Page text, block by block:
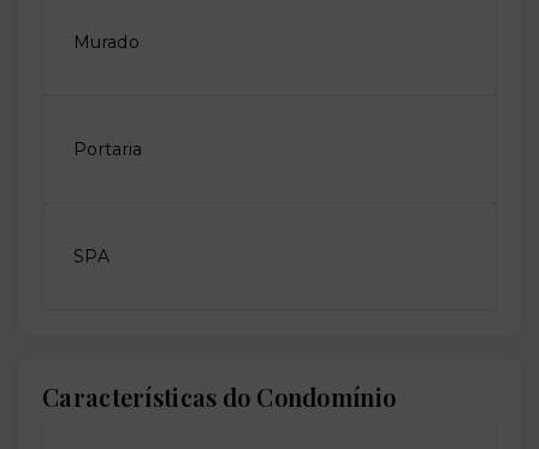
Murado
Portaria
SPA
Características do Condomínio